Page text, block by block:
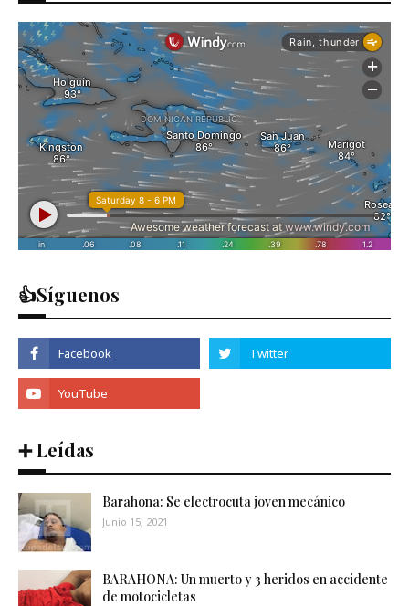
👍Síguenos
➕ Leídas
Barahona: Se electrocuta joven mecánico
Junio 15, 2021
BARAHONA: Un muerto y 3 heridos en accidente
de motocicletas